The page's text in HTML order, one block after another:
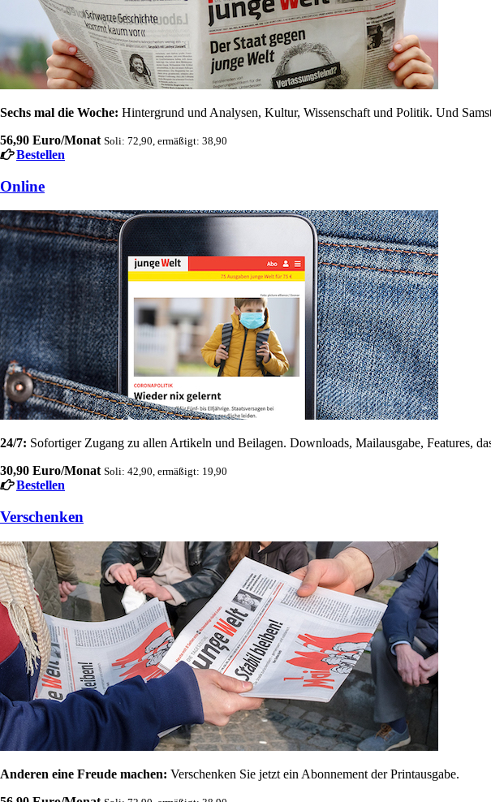
Sechs mal die Woche: Hintergrund und Analysen, Kultur, Wissenschaft und Politik. Und
56,90 Euro/Monat Soli: 72,90, ermäßigt: 38,90
Bestellen
Online
24/7: Sofortiger Zugang zu allen Artikeln und Beilagen. Downloads, Mailausgabe, Features,
30,90 Euro/Monat Soli: 42,90, ermäßigt: 19,90
Bestellen
Verschenken
Anderen eine Freude machen: Verschenken Sie jetzt ein Abonnement der Printausgabe.